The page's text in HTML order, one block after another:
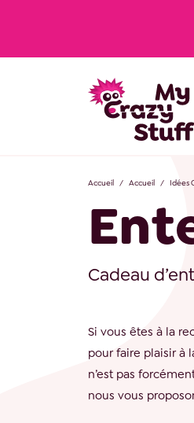
Accueil Accueil Idées
Cadeau
Si vous êtes à la
pour faire plaisir à
n’est pas
nous vous